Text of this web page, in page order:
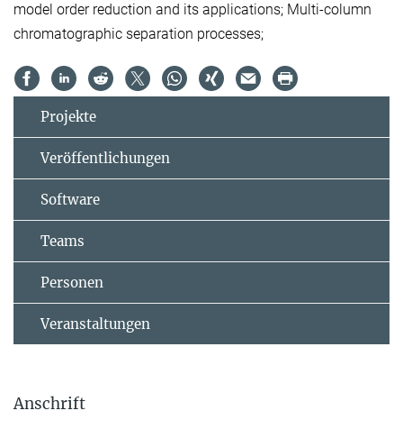
model order reduction and its applications; Multi-column
chromatographic separation processes;
Projekte
Veröffentlichungen
Software
Teams
Personen
Veranstaltungen
Anschrift